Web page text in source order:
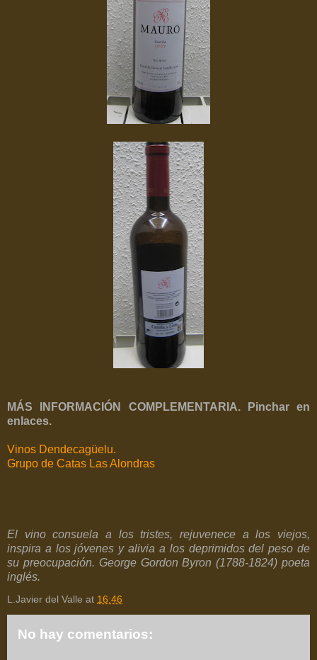
MÁS INFORMACIÓN COMPLEMENTARIA. Pinchar en
enlaces.
Vinos Dendecagüelu.
Grupo de Catas Las Alondras
El vino consuela a los tristes, rejuvenece a los viejos,
inspira a los jóvenes y alivia a los deprimidos del peso de
su preocupación. George Gordon Byron (1788-1824) poeta
inglés.
L.Javier del Valle at 16:46
No hay comentarios: